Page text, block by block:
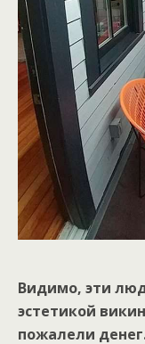
Видимо, эти
эстетикой
пожалели